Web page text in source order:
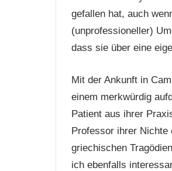
gefallen hat, auch
(unprofessioneller)
dass sie über eine
Mit der Ankunft in
einem merkwürdig
Patient aus ihrer
Professor ihrer Nichte
griechischen
ich ebenfalls